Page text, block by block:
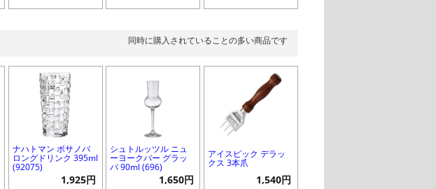
同時に購入されていることの多い商品です
ナハトマン ボサノバ
ロングドリンク 395ml
(92075)
1,925円
シュトルッツル ニュ
ーヨークバー グラッ
パ 90ml (696)
1,650円
アイスピック デラッ
クス 3本爪
1,540円